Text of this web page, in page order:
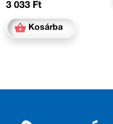
3 033 Ft
Kosárba